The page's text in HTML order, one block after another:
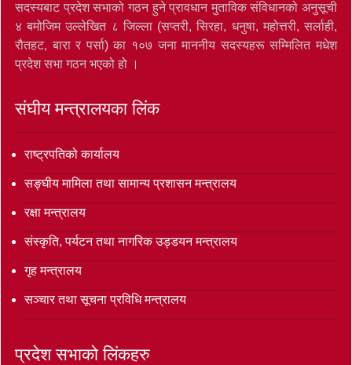
सदस्यबाट प्रदेश सभाको गठन हुने प्रावधान मुताविक संविधानको अनुसूची
४ बमोजिम उल्लेखित ८ जिल्ला (सप्तरी, सिरहा, धनुषा, महोत्तरी, सर्लाही,
रौतहट, बारा र पर्सा) का १०७ जना माननीय सदस्यहरू सम्मिलित मधेश
प्रदेश सभा गठन भएको हो ।
संघीय मन्त्रालयका लिंक
राष्ट्रपतिको कार्यालय
सङ्‍घीय मामिला तथा सामान्य प्रशासन मन्त्रालय
रक्षा मन्त्रालय
संस्कृति, पर्यटन तथा नागरिक उड्डयन मन्त्रालय
गृह मन्त्रालय
सञ्‍चार तथा सूचना प्रविधि मन्त्रालय
प्रदेश सभाको लिंकहरु